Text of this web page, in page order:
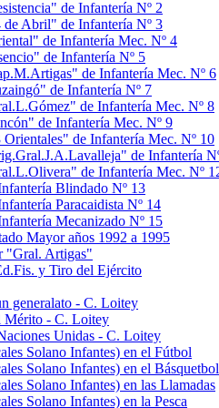
de Infantería Nº 2
Abril" de Infantería Nº 3
de Infantería Mec. Nº 4
de Infantería Nº 5
de Infantería Mec. Nº 6
de Infantería Nº 7
de Infantería Mec. Nº 8
de Infantería Mec. Nº 9
de Infantería Mec. Nº 10
de Infantería
de Infantería Mec. Nº
Blindado Nº 13
Paracaidista Nº 14
Mecanizado Nº 15
Mayor años 1992 a 1995
"Gral. Artigas"
y Tiro del Ejército
generalato - C. Loitey
Mérito - C. Loitey
Unidas - C. Loitey
Solano Infantes) en el Fútbol
Solano Infantes) en el Básquetbol
Solano Infantes) en las Llamadas
Solano Infantes) en la Pesca